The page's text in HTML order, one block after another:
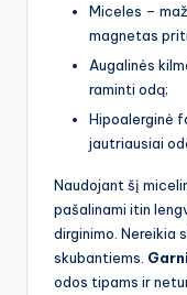
Miceles –
magnetas
Augalinės
raminti odą;
Hipoalerginė
jautriausiai
Naudojant šį
pašalinami itin
dirginimo. Nereikia
skubantiems.
odos tipams ir